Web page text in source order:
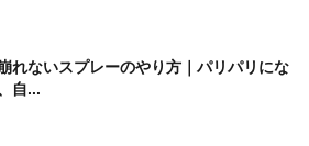
れないスプレーのやり方｜パリパリにな
自...